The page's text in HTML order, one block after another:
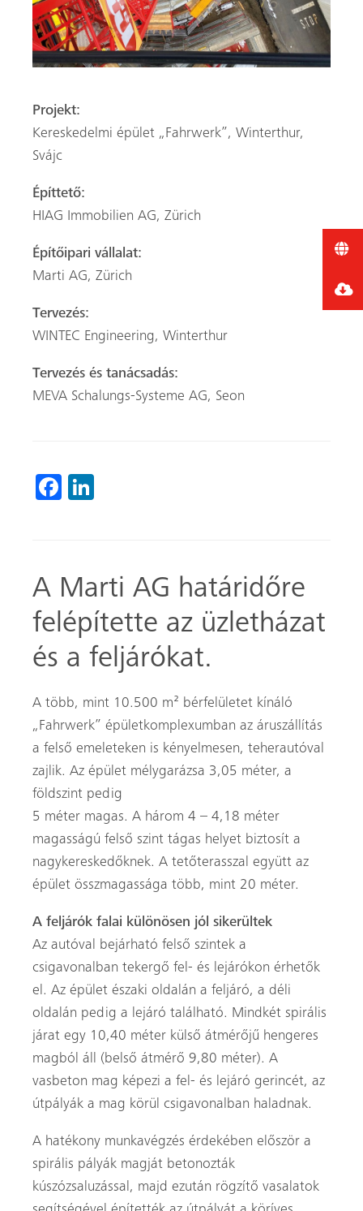
A Marti AG határidőre
felépítette az üzletházat
és a feljárókat.
A több, mint 10.500 m² bérfelületet kínáló
„Fahrwerk” épületkomplexumban az áruszállítás
a felső emeleteken is kényelmesen, teherautóval
zajlik. Az épület mélygarázsa 3,05 méter, a
földszint pedig
5 méter magas. A három 4 – 4,18 méter
magasságú felső szint tágas helyet biztosít a
nagykereskedőknek. A tetőterasszal együtt az
épület összmagassága több, mint 20 méter.
A feljárók falai különösen jól sikerültek
Az autóval bejárható felső szintek a
csigavonalban tekergő fel- és lejárókon érhetők
el. Az épület északi oldalán a feljáró, a déli
oldalán pedig a lejáró található. Mindkét spirális
járat egy 10,40 méter külső átmérőjű hengeres
magból áll (belső átmérő 9,80 méter). A
vasbeton mag képezi a fel- és lejáró gerincét, az
útpályák a mag körül csigavonalban haladnak.
A hatékony munkavégzés érdekében először a
spirális pályák magját betonozták
kúszózsaluzással, majd ezután rögzítő vasalatok
Projekt:
Kereskedelmi épület „Fahrwerk”, Winterthur,
Svájc
Építtető:
HIAG Immobilien AG, Zürich
Építőipari vállalat:
Marti AG, Zürich
Tervezés:
WINTEC Engineering, Winterthur
Tervezés és tanácsadás:
MEVA Schalungs-Systeme AG, Seon
Fa
ok